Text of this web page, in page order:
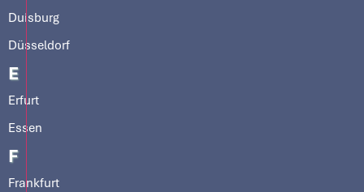
Duisburg
Düsseldorf
E
Erfurt
Essen
F
Frankfurt